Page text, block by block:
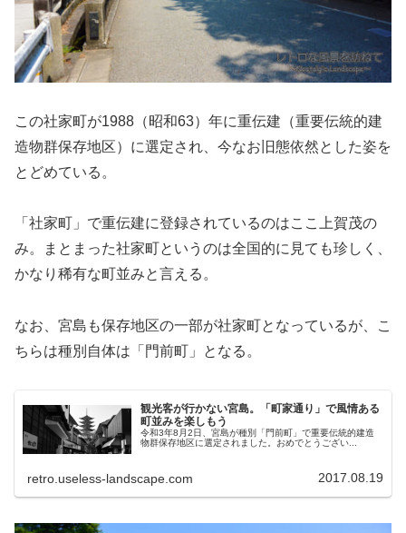
この社家町が1988（昭和63）年に重伝建（重要伝統的建
造物群保存地区）に選定され、今なお旧態依然とした姿を
とどめている。
「社家町」で重伝建に登録されているのはここ上賀茂の
み。まとまった社家町というのは全国的に見ても珍しく、
かなり稀有な町並みと言える。
なお、宮島も保存地区の一部が社家町となっているが、こ
ちらは種別自体は「門前町」となる。
観光客が行かない宮島。「町家通り」で風情ある
町並みを楽しもう
令和3年8月2日、宮島が種別「門前町」で重要伝統的建造
物群保存地区に選定されました。おめでとうござい...
retro.useless-landscape.com 2017.08.19